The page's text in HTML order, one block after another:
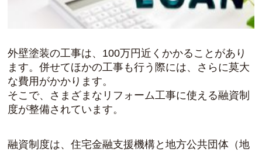
外壁塗装の工事は、100万円近くかかることがあり
ます。併せてほかの工事も行う際には、さらに莫大
な費用がかかります。
そこで、さまざまなリフォーム工事に使える融資制
度が整備されています。
融資制度は、住宅金融支援機構と地方公共団体（地